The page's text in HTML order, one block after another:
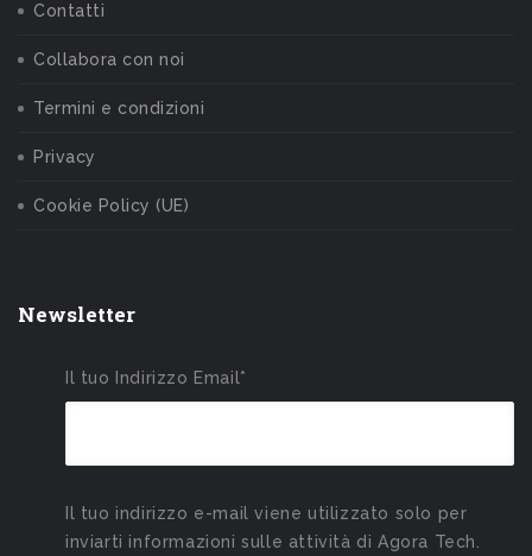
Contatti
Collabora con noi
Termini e condizioni
Privacy
Cookie Policy (UE)
Newsletter
Il tuo Indirizzo Email*
Il tuo indirizzo e-mail viene utilizzato solo per
inviarti informazioni sulle attività di Agora Tech.